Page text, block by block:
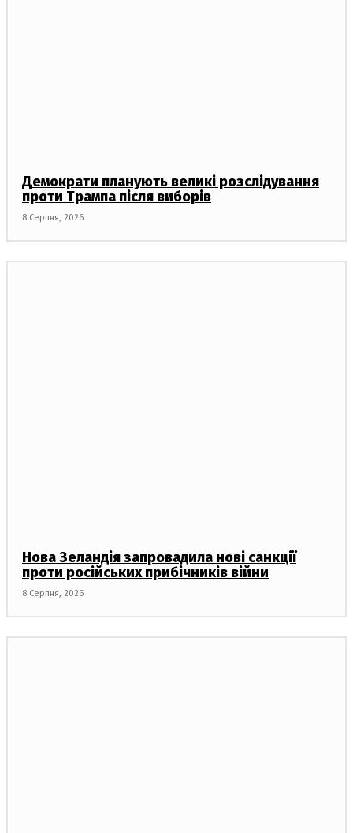
Демократи планують великі розслідування
проти Трампа після виборів
8 Серпня, 2026
Нова Зеландія запровадила нові санкції
проти російських прибічників війни
8 Серпня, 2026